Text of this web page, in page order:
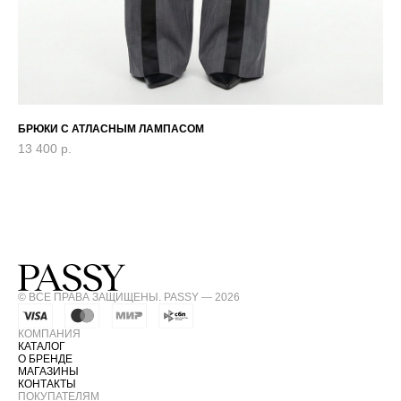
БРЮКИ С АТЛАСНЫМ ЛАМПАСОМ
13 400 р.
© ВСЕ ПРАВА ЗАЩИЩЕНЫ. PASSY — 2026
КОМПАНИЯ
КАТАЛОГ
О БРЕНДЕ
МАГАЗИНЫ
КОНТАКТЫ
ПОКУПАТЕЛЯМ